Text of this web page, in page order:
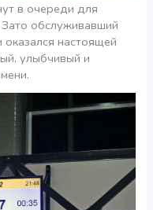
в очереди для
обслуживавший
оказался настоящей
улыбчивый и